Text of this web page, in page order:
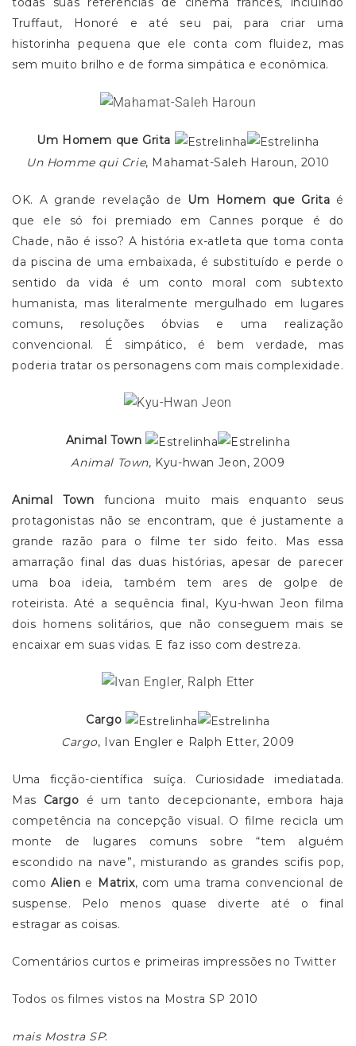
Truffaut, Honoré e até seu pai, para criar uma
historinha pequena que ele conta com fluidez, mas
sem muito brilho e de forma simpática e econômica.
Um Homem que Grita
Un Homme qui Crie, Mahamat-Saleh Haroun, 2010
OK. A grande revelação de Um Homem que Grita é
que ele só foi premiado em Cannes porque é do
Chade, não é isso? A história ex-atleta que toma conta
da piscina de uma embaixada, é substituído e perde o
sentido da vida é um conto moral com subtexto
humanista, mas literalmente mergulhado em lugares
comuns, resoluções óbvias e uma realização
convencional. É simpático, é bem verdade, mas
poderia tratar os personagens com mais complexidade.
Animal Town
Animal Town, Kyu-hwan Jeon, 2009
Animal Town funciona muito mais enquanto seus
protagonistas não se encontram, que é justamente a
grande razão para o filme ter sido feito. Mas essa
amarração final das duas histórias, apesar de parecer
uma boa ideia, também tem ares de golpe de
roteirista. Até a sequência final, Kyu-hwan Jeon filma
dois homens solitários, que não conseguem mais se
encaixar em suas vidas. E faz isso com destreza.
Cargo
Cargo, Ivan Engler e Ralph Etter, 2009
Uma ficção-científica suíça. Curiosidade imediatada.
Mas Cargo é um tanto decepcionante, embora haja
competência na concepção visual. O filme recicla um
monte de lugares comuns sobre “tem alguém
escondido na nave”, misturando as grandes scifis pop,
comoAlien e Matrix, com uma trama convencional de
suspense. Pelo menos quase diverte até o final
estragar as coisas.
Comentários curtos e primeiras impressões noTwitter
Todos os filmes vistos na Mostra SP 2010
mais Mostra SP: